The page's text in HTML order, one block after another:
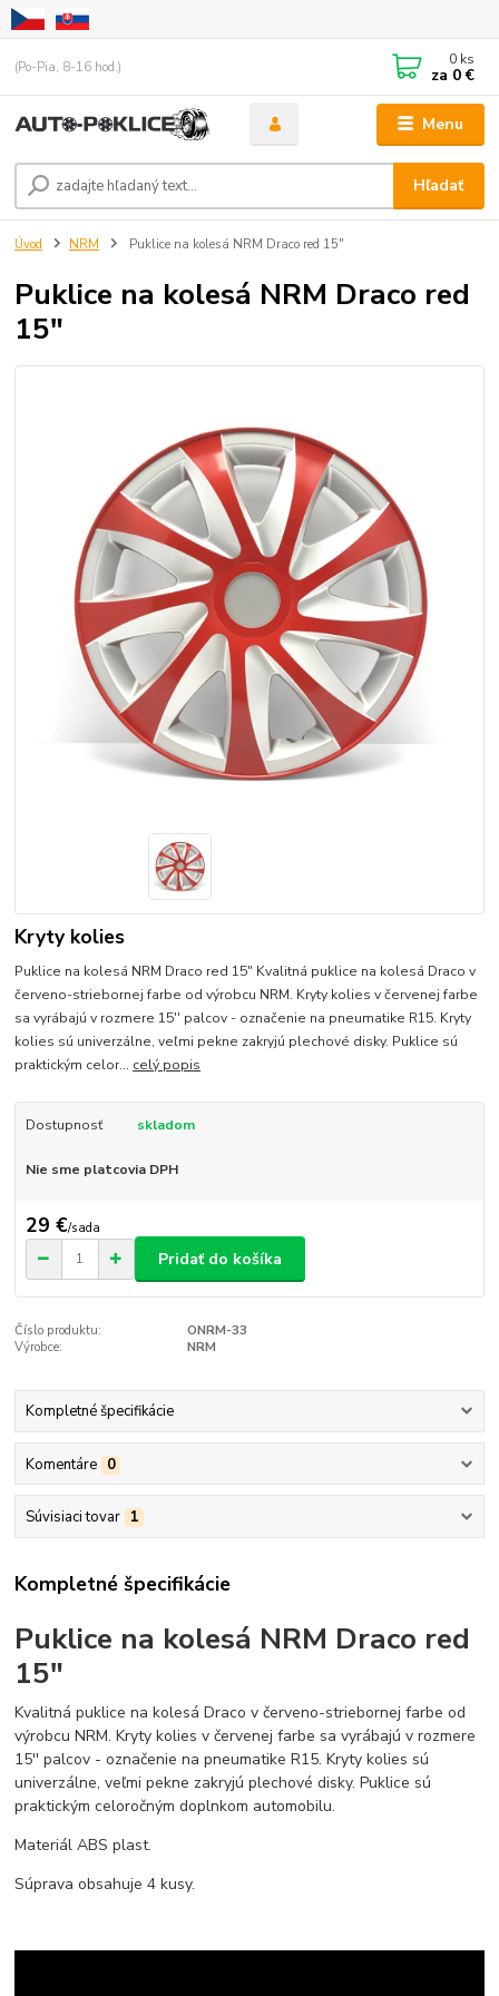
Menu
Hľadať
(Po-Pia, 8-16 hod.) 0 ks
za 0 €
Úvod NRM Puklice na kolesá NRM Draco red 15"
Puklice na kolesá NRM Draco red
15"
Kryty kolies
Puklice na kolesá NRM Draco red 15" Kvalitná puklice na kolesá Draco v
červeno-striebornej farbe od výrobcu NRM. Kryty kolies v červenej farbe
sa vyrábajú v rozmere 15'' palcov - označenie na pneumatike R15. Kryty
kolies sú univerzálne, veľmi pekne zakryjú plechové disky. Puklice sú
praktickým celor... celý popis
Dostupnosť skladom
Nie sme platcovia DPH
29 €/sada
Pridať do košíka
Číslo produktu:
ONRM-33
Výrobce:
NRM
Kompletné špecifikácie
Komentáre 0
Súvisiaci tovar 1
Kompletné špecifikácie
Puklice na kolesá NRM Draco red
15"
Kvalitná puklice na kolesá Draco v červeno-striebornej farbe od
výrobcu NRM. Kryty kolies v červenej farbe sa vyrábajú v rozmere
15'' palcov - označenie na pneumatike R15. Kryty kolies sú
univerzálne, veľmi pekne zakryjú plechové disky. Puklice sú
praktickým celoročným doplnkom automobilu.
Materiál ABS plast.
Súprava obsahuje 4 kusy.